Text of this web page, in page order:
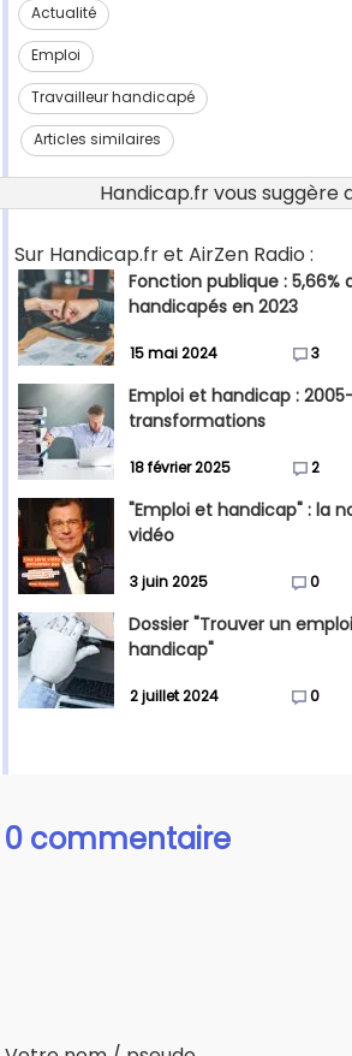
Actualité
Emploi
Travailleur handicapé
Articles similaires
Handicap.fr vous suggère
Sur Handicap.fr et AirZen Radio :
Fonction publique : 5,66%
handicapés en 2023
15 mai 2024 3
Emploi et handicap :
transformations
18 février 2025 2
"Emploi et handicap" : la
vidéo
3 juin 2025 0
Dossier "Trouver un
handicap"
2 juillet 2024 0
0 commentaire